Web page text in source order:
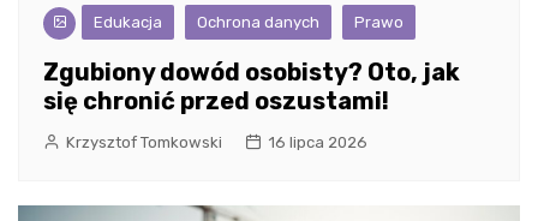
Edukacja Ochrona danych Prawo
Zgubiony dowód osobisty? Oto, jak
się chronić przed oszustami!
Krzysztof Tomkowski 16 lipca 2026